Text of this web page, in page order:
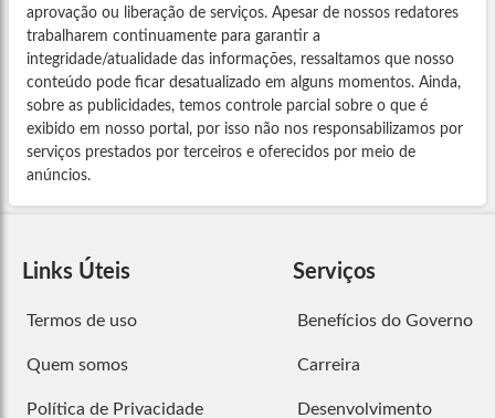
aprovação ou liberação de serviços. Apesar de nossos redatores
trabalharem continuamente para garantir a
integridade/atualidade das informações, ressaltamos que nosso
conteúdo pode ficar desatualizado em alguns momentos. Ainda,
sobre as publicidades, temos controle parcial sobre o que é
exibido em nosso portal, por isso não nos responsabilizamos por
serviços prestados por terceiros e oferecidos por meio de
anúncios.
Links Úteis
Termos de uso
Quem somos
Política de Privacidade
Serviços
Benefícios do Governo
Carreira
Desenvolvimento